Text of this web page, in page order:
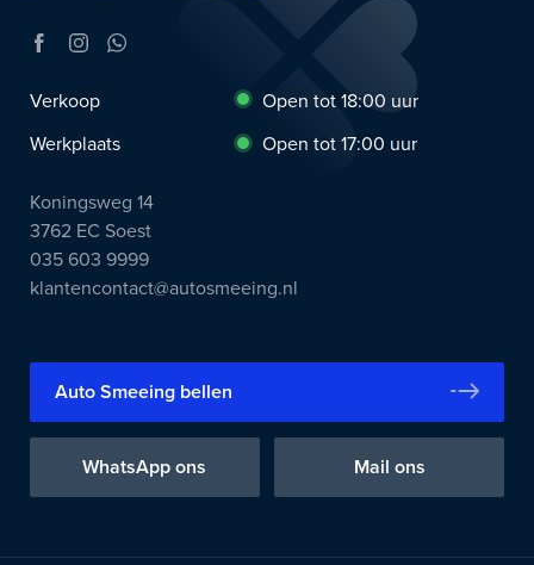
Verkoop
Open tot 18:00 uur
Werkplaats
Open tot 17:00 uur
Koningsweg 14
3762 EC Soest
035 603 9999
klantencontact@autosmeeing.nl
Auto Smeeing bellen
WhatsApp ons Mail ons